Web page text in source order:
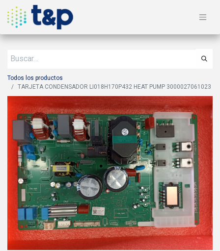
Todos los productos
TARJETA CONDENSADOR LI018H170P432 HEAT PUMP 3000027061023